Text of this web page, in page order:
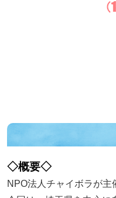
◇概要◇
NPO法人チャイボラが主